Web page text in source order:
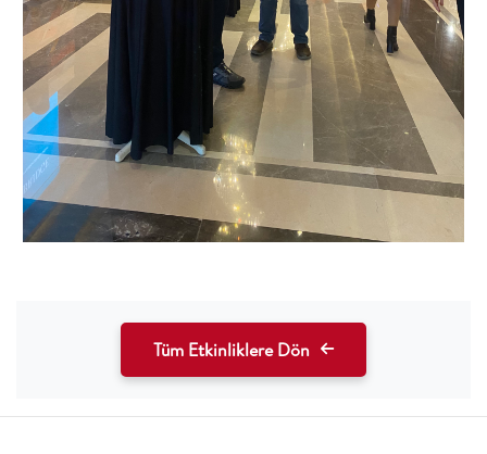
Tüm Etkinliklere Dön